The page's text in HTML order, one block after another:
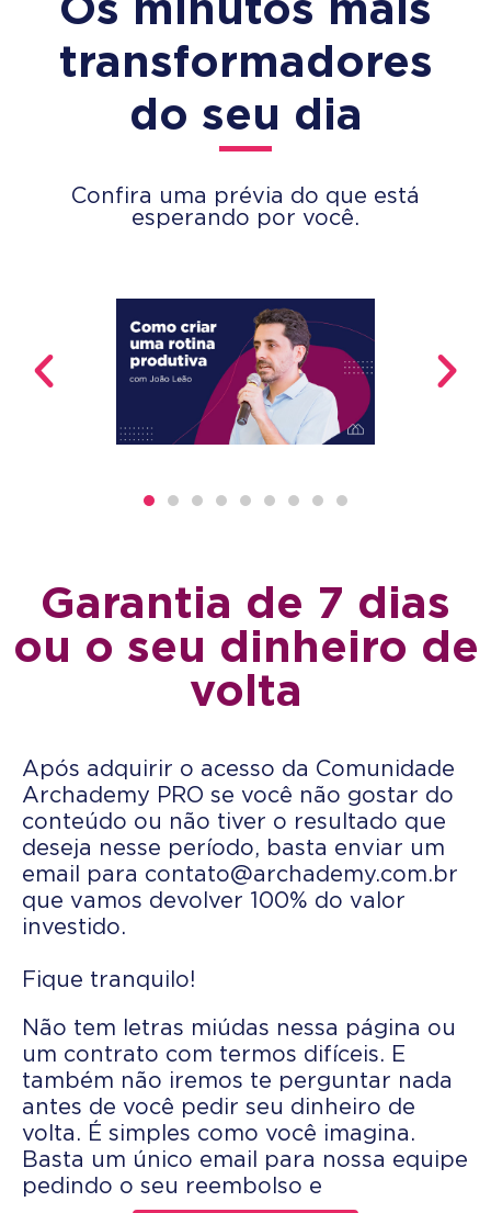
transformadores
do seu dia
Confira uma prévia do que está
esperando por você.
Garantia de 7 dias
ou o seu dinheiro de
volta
Após adquirir o acesso da Comunidade
Archademy PRO se você não gostar do
conteúdo ou não tiver o resultado que
deseja nesse período, basta enviar um
email para contato@archademy.com.br
que vamos devolver 100% do valor
investido.
Fique tranquilo!
Não tem letras miúdas nessa página ou
um contrato com termos difíceis. E
também não iremos te perguntar nada
antes de você pedir seu dinheiro de
volta. É simples como você imagina.
Basta um único email para nossa equipe
pedindo o seu reembolso e